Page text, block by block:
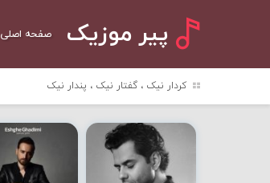
پیر موزیک صفحه اصلی
کردار نیک ، گفتار نیک ، پندار نیک